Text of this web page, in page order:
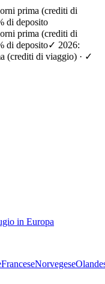
prima (crediti di
di deposito
prima (crediti di
di deposito✓ 2026:
(crediti di viaggio) · ✓
in Europa
FranceseNorvegese